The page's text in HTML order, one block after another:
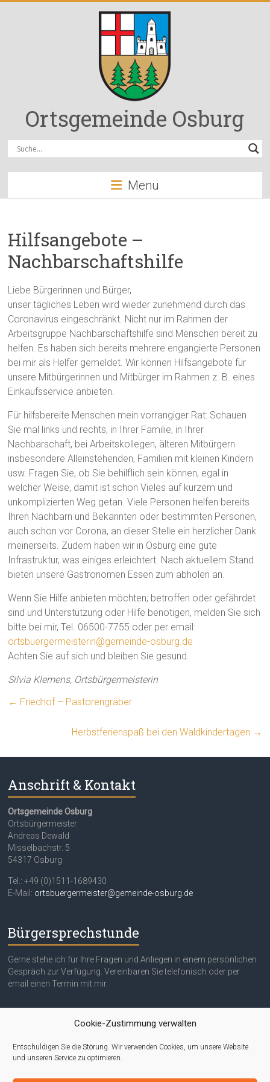
Cookie-Zustimmung verwalten
Entschuldigen Sie die Störung. Wir verwenden Cookies, um unsere Website
und unseren Service zu optimieren.
Ortsgemeinde Osburg
Menü
Hilfsangebote –
Nachbarschaftshilfe
Liebe Bürgerinnen und Bürger,
unser tägliches Leben wird wieder zunehmend durch das
Coronavirus eingeschränkt. Nicht nur im Rahmen der
Arbeitsgruppe Nachbarschaftshilfe sind Menschen bereit zu
helfen. Es haben sich bereits mehrere engangierte Personen
bei mir als Helfer gemeldet. Wir können Hilfsangebote für
unsere Mitbürgerinnen und Mitbürger im Rahmen z. B. eines
Einkaufsservice anbieten.
Für hilfsbereite Menschen mein vorrangiger Rat: Schauen
Sie mal links und rechts, in Ihrer Familie, in Ihrer
Nachbarschaft, bei Arbeitskollegen, älteren Mitbürgern
insbesondere Alleinstehenden, Familien mit kleinen Kindern
usw. Fragen Sie, ob Sie behilflich sein können, egal in
welcher Weise, damit ist schon Vieles auf kurzem und
unkomplizierten Weg getan. Viele Personen helfen bereits
Ihren Nachbarn und Bekannten oder bestimmten Personen,
auch schon vor Corona, an dieser Stelle ein herzlicher Dank
meinerseits. Zudem haben wir in Osburg eine gute
Infrastruktur, was einiges erleichtert. Nach aktuellem Stand
bieten unsere Gastronomen Essen zum abholen an.
Wenn Sie Hilfe anbieten möchten; betroffen oder gefährdet
sind und Unterstützung oder Hilfe benötigen, melden Sie sich
bitte bei mir, Tel. 06500-7755 oder per email:
ortsbuergermeisterin@gemeinde-osburg.de
Achten Sie auf sich und bleiben Sie gesund.
Silvia Klemens, Ortsbürgermeisterin
← Friedhof – Pastorengräber
Herbstferienspaß bei den Waldkindertagen →
Anschrift & Kontakt
Ortsgemeinde Osburg
Ortsbürgermeister
Andreas Dewald
Misselbachstr. 5
54317 Osburg
Tel.: +49 (0)1511-1689430
E-Mail: ortsbuergermeister@gemeinde-osburg.de
Bürgersprechstunde
Gerne stehe ich für Ihre Fragen und Anliegen in einem persönlichen
Gespräch zur Verfügung. Vereinbaren Sie telefonisch oder per
email einen Termin mit mir.
Quicklinks
Impressum